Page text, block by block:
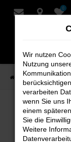
Zum
0
Startseite Verkauf
Wir nutzen
Nutzung
verarbeiten
wenn Sie uns
einem
Sie die
Weitere